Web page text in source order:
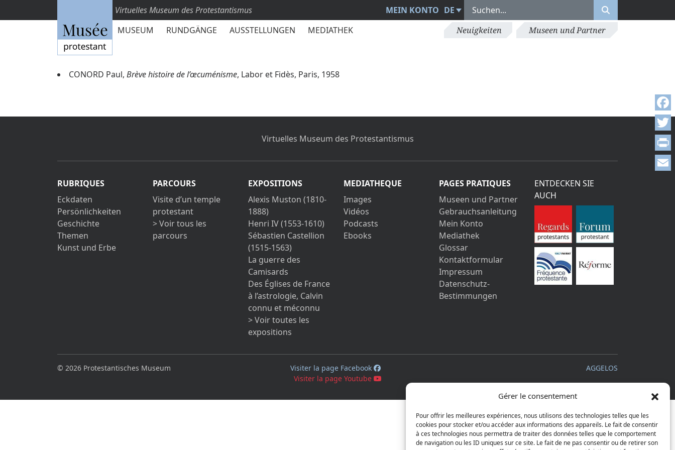
Gérer le consentement
Pour offrir les meilleures expériences, nous utilisons des technologies telles que les
cookies pour stocker et/ou accéder aux informations des appareils. Le fait de consentir
à ces technologies nous permettra de traiter des données telles que le comportement
de navigation ou les ID uniques sur ce site. Le fait de ne pas consentir ou de retirer son
Virtuelles Museum des Protestantismus MEIN KONTO DE
MUSEUM
RUNDGÄNGE AUSSTELLUNGEN MEDIATHEK Neuigkeiten Museen und Partner
CONORD Paul, Brève histoire de l’œcuménisme, Labor et Fidès, Paris, 1958
Virtuelles Museum des Protestantismus
RUBRIQUES
Eckdaten
Persönlichkeiten
Geschichte
Themen
Kunst und Erbe
PARCOURS
Visite d’un temple
protestant
> Voir tous les
parcours
EXPOSITIONS
Alexis Muston (1810-
1888)
Henri IV (1553-1610)
Sébastien Castellion
(1515-1563)
La guerre des
Camisards
Des Églises de France
à l’astrologie, Calvin
connu et méconnu
> Voir toutes les
expositions
MEDIATHEQUE
Images
Vidéos
Podcasts
Ebooks
PAGES PRATIQUES
Museen und Partner
Gebrauchsanleitung
Mein Konto
Mediathek
Glossar
Kontaktformular
Impressum
Datenschutz-
Bestimmungen
ENTDECKEN SIE
AUCH
© 2026 Protestantisches Museum
Visiter la page Facebook
Visiter la page Youtube
AGGELOS
Print